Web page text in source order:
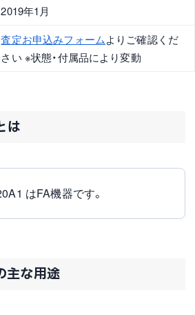
2019年1月
査定お申込みフォームよりご確認くだ
さい ※状態・付属品により変動
は
はFA機器です。
な用途